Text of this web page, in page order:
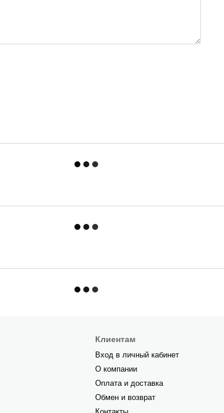
Клиентам
Вход в личный кабинет
О компании
Оплата и доставка
Обмен и возврат